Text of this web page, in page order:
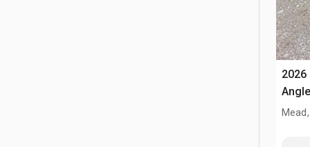
2026